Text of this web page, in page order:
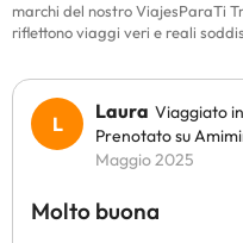
marchi del nostro ViajesParaTi
riflettono viaggi veri e reali
Laura Viaggiato
Prenotato su
Maggio 2025
Molto buona